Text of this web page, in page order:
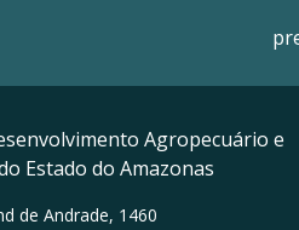
Agropecuário e
Estado do Amazonas
de Andrade, 1460